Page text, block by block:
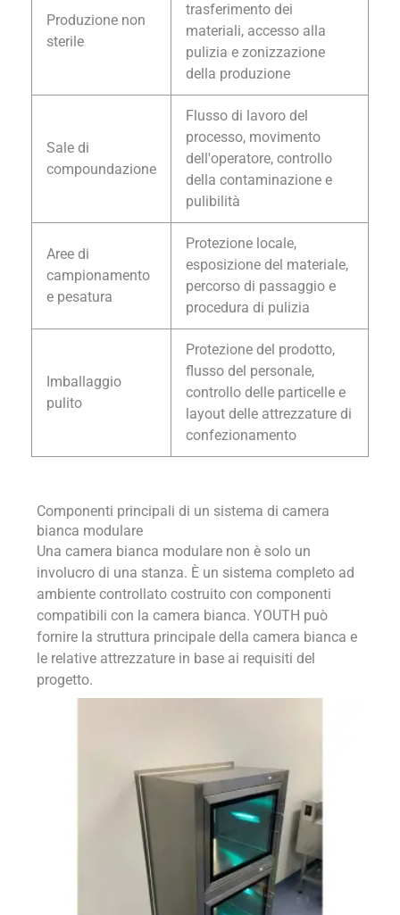
Produzione non
sterile
trasferimento dei
materiali, accesso alla
pulizia e zonizzazione
della produzione
Sale di
compoundazione
Flusso di lavoro del
processo, movimento
dell'operatore, controllo
della contaminazione e
pulibilità
Aree di
campionamento
e pesatura
Protezione locale,
esposizione del materiale,
percorso di passaggio e
procedura di pulizia
Imballaggio
pulito
Protezione del prodotto,
flusso del personale,
controllo delle particelle e
layout delle attrezzature di
confezionamento
Componenti principali di un sistema di camera
bianca modulare
Una camera bianca modulare non è solo un
involucro di una stanza. È un sistema completo ad
ambiente controllato costruito con componenti
compatibili con la camera bianca. YOUTH può
fornire la struttura principale della camera bianca e
le relative attrezzature in base ai requisiti del
progetto.